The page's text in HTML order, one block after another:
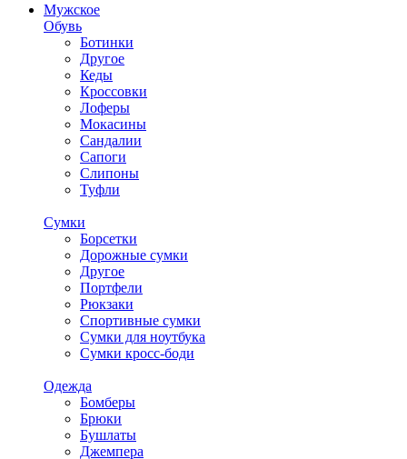
Мужское
Обувь
Ботинки
Другое
Кеды
Кроссовки
Лоферы
Мокасины
Сандалии
Сапоги
Слипоны
Туфли
Сумки
Борсетки
Дорожные сумки
Другое
Портфели
Рюкзаки
Спортивные сумки
Сумки для ноутбука
Сумки кросс-боди
Одежда
Бомберы
Брюки
Бушлаты
Джемпера